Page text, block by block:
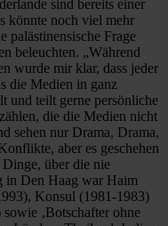
sind bereits einer
könnte noch viel mehr
palästinensische Frage
beleuchten. „Während
wurde mir klar, dass jeder
die Medien in ganz
und teilt gerne persönliche
die die Medien nicht
sehen nur Drama, Drama,
aber es geschehen
über die nie
in Den Haag war Haim
Konsul (1981-1983)
‚Botschafter ohne